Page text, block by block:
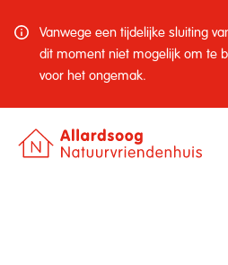
Vanwege een tijdelijke sluiting
dit moment niet mogelijk om te
voor het ongemak.